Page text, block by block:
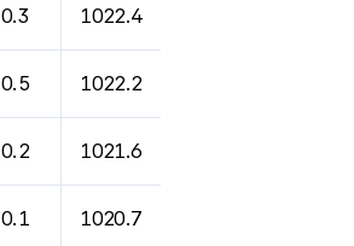
0.3 1022.4
0.5 1022.2
0.2 1021.6
0.1 1020.7